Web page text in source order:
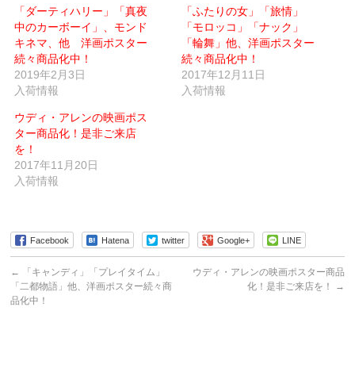
メ
ー
ル
で
送
信
(新
し
い
ウ
ン
ド
ウ
で
開
き
ま
す)
し
い
ウ
ィ
ン
ド
ウ
で
開
す)
「ダーティハリー」「真夜
中のカーボーイ」、モンド
キネマ、他 洋画ポスター
続々商品化中！
2019年2月3日
入荷情報
「ふたりの女」「旅情」
「モロッコ」「ナック」
「輪舞」他、洋画ポスター
続々商品化中！
2017年12月11日
入荷情報
ウディ・アレンの映画ポス
ター商品化！是非ご来店
を！
2017年11月20日
入荷情報
Facebook Hatena twitter Google+ LINE
←
「キャンディ」「プレイタイム」
「二都物語」他、洋画ポスター続々商
品化中！
ウディ・アレンの映画ポスター商品
化！是非ご来店を！
→